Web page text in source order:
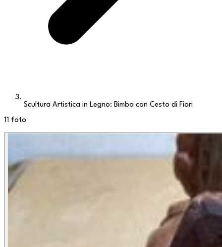
Scultura Artistica in Legno: Bimba con Cesto di Fiori
11 foto